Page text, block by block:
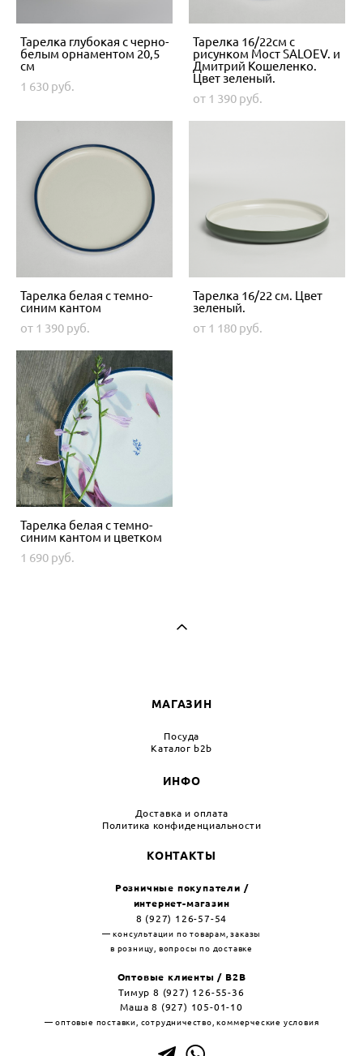
Тарелка глубокая с черно-
белым орнаментом 20,5
см
1 630 pуб.
Тарелка 16/22см с
рисунком Мост SALOEV. и
Дмитрий Кошеленко.
Цвет зеленый.
от 1 390 pуб.
Тарелка белая с темно-
синим кантом
от 1 390 pуб.
Тарелка 16/22 см. Цвет
зеленый.
от 1 180 pуб.
Тарелка белая с темно-
синим кантом и цветком
1 690 pуб.
МАГАЗИН
Посуда
Каталог b2b
ИНФО
Доставка и оплата
Политика конфиденциальности
КОНТАКТЫ
Розничные покупатели /
интернет-магазин
8 (927) 126-57-54
— консультации по товарам, заказы
в розницу, вопросы по доставке
Оптовые клиенты / B2B
Тимур 8 (927) 126-55-36
Маша 8 (927) 105-01-10
— оптовые поставки, сотрудничество, коммерческие условия